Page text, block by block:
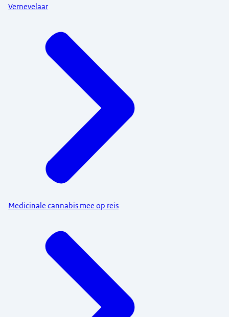
Vernevelaar
Medicinale cannabis mee op reis